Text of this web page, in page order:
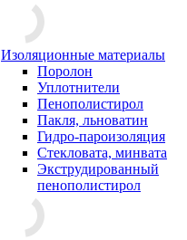
Изоляционные материалы
Поролон
Уплотнители
Пенополистирол
Пакля, льноватин
Гидро-пароизоляция
Стекловата, минвата
Экструдированный
пенополистирол